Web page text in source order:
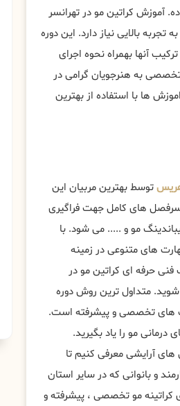
کراتین مو در تهرانسر
بالایی نیاز دارد. این دوره
آنها بهمراه نحوه اجرای
تخصصی به هنرجویان گرامی در
ها با استفاده از بهترین
توسط بهترین مربیان این
سرفصل های کامل جهت فراگیری
مو و ..... می شود. با
های متنوعی در زمینه
حرفه ای کراتین مو در
شوید. متداول ترین روش دوره
های تخصصی و پیشرفته است.
مو را یاد بگیرید.
آرایشی معرفی کنیم تا
و بانوانی که در سایر استان
مو تخصصی ، پیشرفته و